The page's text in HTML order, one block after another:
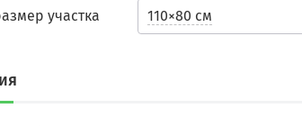
110×80 см
участка